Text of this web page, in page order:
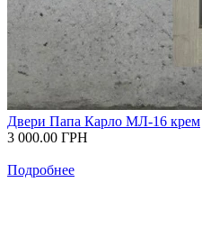
Двери Папа Карло МЛ-16 крем
3 000.00 ГРН
Подробнее